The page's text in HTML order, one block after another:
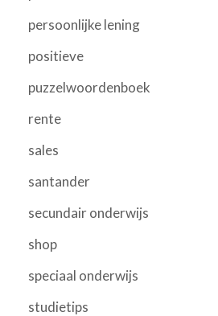
persoonlijke lening
positieve
puzzelwoordenboek
rente
sales
santander
secundair onderwijs
shop
speciaal onderwijs
studietips